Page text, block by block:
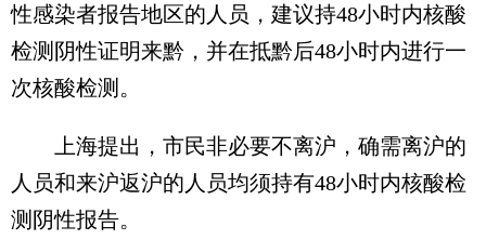
性感染者报告地区的人员，建议持48小时内核酸
检测阴性证明来黔，并在抵黔后48小时内进行一
次核酸检测。
上海提出，市民非必要不离沪，确需离沪的
人员和来沪返沪的人员均须持有48小时内核酸检
测阴性报告。